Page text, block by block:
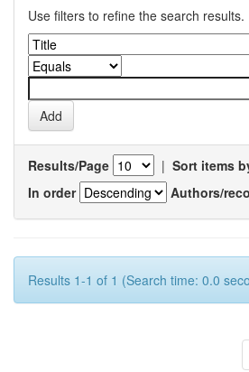
Use filters to refine the search results.
Results/Page | Sort items
In order
Authors/
Results 1-1 of 1 (Search time: 0.0